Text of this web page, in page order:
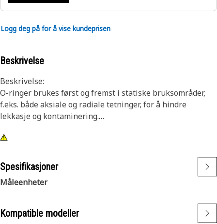
Logg deg på for å vise kundeprisen
Beskrivelse
Beskrivelse:
O-ringer brukes først og fremst i statiske bruksområder,
f.eks. både aksiale og radiale tetninger, for å hindre
lekkasje og kontaminering.
Egenskaper:
væsker, temperaturer og trykk som forekommer i Cat-
motorer og -maskiner. Materialene tåler slitasje og
ekstrudering, og de gir enestående motstand mot setninger
med PTFE for å minimere risikoen for at tetningen vrir seg
eller går av ved montering.
Spesifikasjoner
Måleenheter
Kompatible modeller